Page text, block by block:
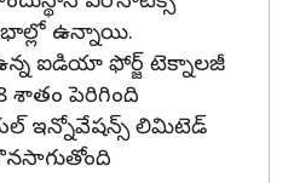
ఉన్నాయి.
ఐడియా ఫోర్జ్‌ టెక్నాలజీ
పెరిగింది.
ఇన్నోవేషన్స్‌ లిమిటెడ్‌